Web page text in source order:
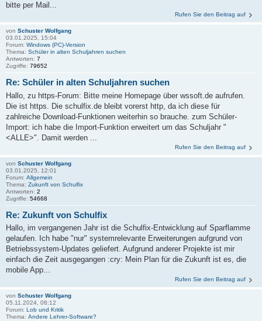
bitte per Mail...
Rufen Sie den Beitrag auf
von Schuster Wolfgang
03.01.2025, 15:04
Forum: Windows (PC)-Version
Thema: Schüler in alten Schuljahren suchen
Antworten: 7
Zugriffe: 79652
Re: Schüler in alten Schuljahren suchen
Hallo, zu https-Forum: Bitte meine Homepage über wssoft.de aufrufen.
Die ist https. Die schulfix.de bleibt vorerst http, da ich diese für
zahlreiche Download-Funktionen weiterhin so brauche. zum Schüler-
Import: ich habe die Import-Funktion erweitert um das Schuljahr "
<ALLE>". Damit werden ...
Rufen Sie den Beitrag auf
von Schuster Wolfgang
03.01.2025, 12:01
Forum: Allgemein
Thema: Zukunft von Schulfix
Antworten: 2
Zugriffe: 54668
Re: Zukunft von Schulfix
Hallo, im vergangenen Jahr ist die Schulfix-Entwicklung auf Sparflamme
gelaufen. Ich habe "nur" systemrelevante Erweiterungen aufgrund von
Betriebssystem-Updates geliefert. Aufgrund anderer Projekte ist mir
einfach die Zeit ausgegangen :cry: Mein Plan für die Zukunft ist es, die
mobile App...
Rufen Sie den Beitrag auf
von Schuster Wolfgang
05.11.2024, 08:12
Forum: Lob und Kritik
Thema: Andere Lehrer-Software?